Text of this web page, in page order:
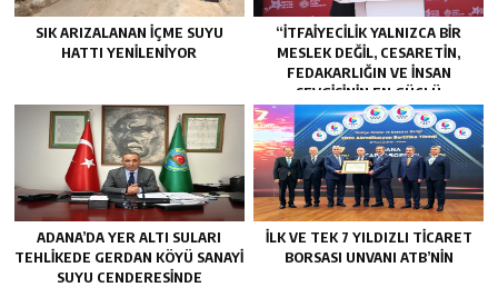
SIK ARIZALANAN IÇME SUYU
HATTI YENILENIYOR
“İTFAIYECILIK YALNIZCA BIR
MESLEK DEĞIL, CESARETIN,
FEDAKARLIĞIN VE INSAN
SEVGISININ EN GÜÇLÜ
TEMSILIDIR.”
ADANA’DA YER ALTI SULARI
TEHLİKEDE GERDAN KÖYÜ SANAYİ
SUYU CENDERESİNDE
İLK VE TEK 7 YILDIZLI TİCARET
BORSASI UNVANI ATB’NİN